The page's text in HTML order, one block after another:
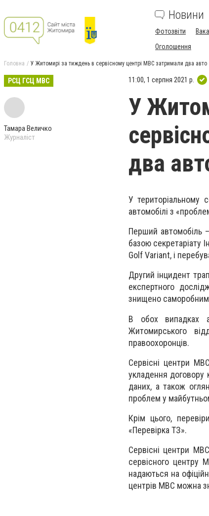
Новини
Фотозвіти
Оголошення
Головна У Житомирі за тиждень в сервісному центрі МВС затримали два авто
РСЦ ГСЦ МВС
Тамара Величко
Журналіст
11:00, 1 серпня 2021 р.
У
два
У територіальному
автомобілі з
Перший автомобіль
базою секретаріату
Golf Variant, і
Другий інцидент
експертного
знищено
В обох випадках
Житомирського
правоохоронців.
Сервісні центри
укладення договору
даних, а також
проблем у
Крім цього,
«Перевірка ТЗ».
Сервісні центри
сервісного центру
надаються на
центрів МВС можна